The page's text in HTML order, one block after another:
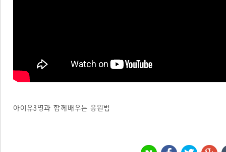
아이유3명과 함께배우는 응원법